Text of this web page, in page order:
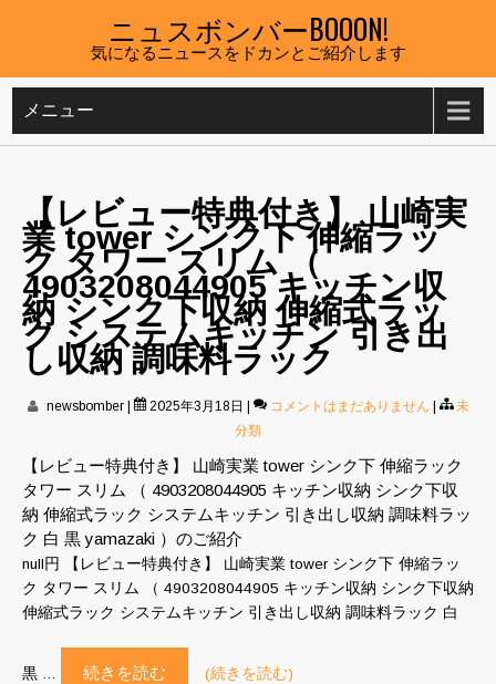
ニュスボンバーBOOON!
気になるニュースをドカンとご紹介します
メニュー
【レビュー特典付き】 山崎実
業 tower シンク下 伸縮ラッ
ク タワー スリム （
4903208044905 キッチン収
納 シンク下収納 伸縮式ラッ
ク システムキッチン 引き出
し収納 調味料ラック
newsbomber| 2025年3月18日 コメントはまだありません
未
分類
【レビュー特典付き】 山崎実業 tower シンク下 伸縮ラック
タワー スリム （ 4903208044905 キッチン収納 シンク下収
納 伸縮式ラック システムキッチン 引き出し収納 調味料ラッ
ク 白 黒 yamazaki ）のご紹介
null円 【レビュー特典付き】 山崎実業 tower シンク下 伸縮ラッ
ク タワー スリム （ 4903208044905 キッチン収納 シンク下収納
伸縮式ラック システムキッチン 引き出し収納 調味料ラック 白
黒 … 続きを読む (続きを読む)